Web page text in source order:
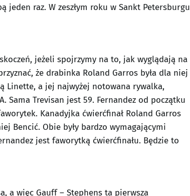
jeden raz. W zeszłym roku w Sankt Petersburgu
jeżeli spojrzymy na to, jak wyglądają na
że drabinka Roland Garros była dla niej
Linette, a jej najwyżej notowana rywalka,
Sama Trevisan jest 59. Fernandez od początku
Kanadyjka ćwierćfinał Roland Garros
Bencić. Obie były bardzo wymagającymi
jest faworytką ćwierćfinału. Będzie to
a więc Gauff – Stephens ta pierwsza